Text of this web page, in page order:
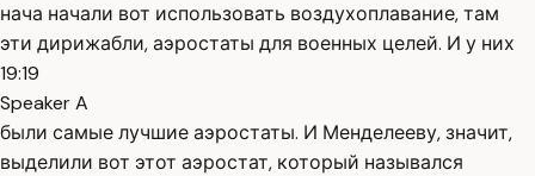
нача начали вот использовать воздухоплавание, там
эти дирижабли, аэростаты для военных целей. И у них
19:19
Speaker A
были самые лучшие аэростаты. И Менделееву, значит,
выделили вот этот аэростат, который назывался